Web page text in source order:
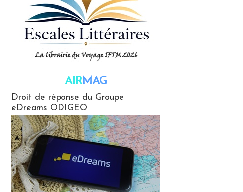
AIRMAG
Droit de réponse du Groupe
eDreams ODIGEO